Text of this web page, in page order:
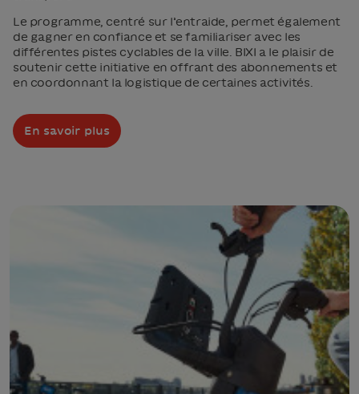
Le programme, centré sur l’entraide, permet également
de gagner en confiance et se familiariser avec les
différentes pistes cyclables de la ville. BIXI a le plaisir de
soutenir cette initiative en offrant des abonnements et
en coordonnant la logistique de certaines activités.
En savoir plus